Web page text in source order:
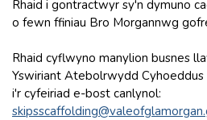
Rhaid i gontractwyr sy'n dymuno
o fewn ffiniau Bro Morgannwg
Rhaid cyflwyno manylion busnes
Yswiriant Atebolrwydd
i'r cyfeiriad e-bost canlynol: